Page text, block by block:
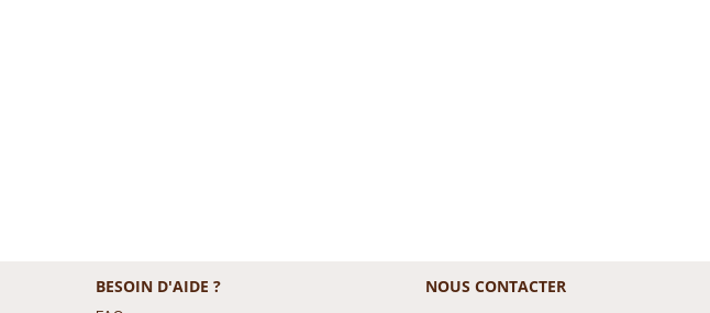
BESOIN D'AIDE ? NOUS CONTACTER